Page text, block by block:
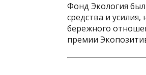
Фонд Экология
средства и
бережного
премии